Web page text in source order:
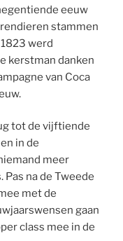
eeuw
stammen
werd
kerstman danken
van Coca
tot de vijftiende
in de
meer
Pas na de Tweede
met de
gaan
class mee in de